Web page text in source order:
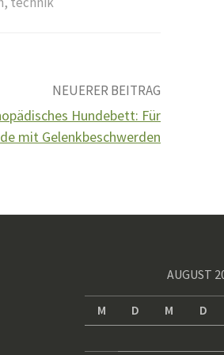
NEUERER BEITRAG
Hundebett: Für
mit Gelenkbeschwerden
AUGUST
M D M D